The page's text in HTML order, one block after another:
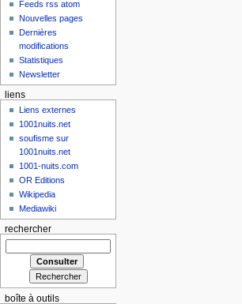
Feeds rss atom
Nouvelles pages
Dernières
modifications
Statistiques
Newsletter
liens
Liens externes
1001nuits.net
soufisme sur
1001nuits.net
1001-nuits.com
OR Editions
Wikipedia
Mediawiki
rechercher
boîte à outils